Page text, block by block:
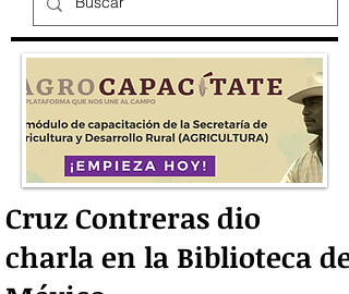
Cruz Contreras dio
charla en la Biblioteca de